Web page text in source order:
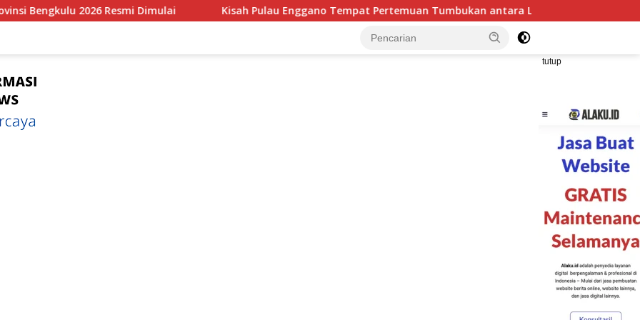
Kisah Pulau Enggano Tempat Pertemuan Tumbukan antara Lempeng Indo-Australia dan Lempeng Eurasia (atau
tutup